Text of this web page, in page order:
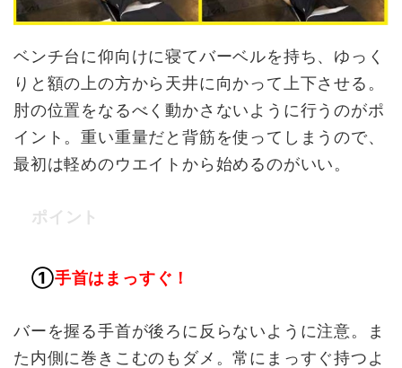
ベンチ台に仰向けに寝てバーベルを持ち、ゆっく
りと額の上の方から天井に向かって上下させる。
肘の位置をなるべく動かさないように行うのがポ
イント。重い重量だと背筋を使ってしまうので、
最初は軽めのウエイトから始めるのがいい。
ポイント
①手首はまっすぐ！
バーを握る手首が後ろに反らないように注意。ま
た内側に巻きこむのもダメ。常にまっすぐ持つよ